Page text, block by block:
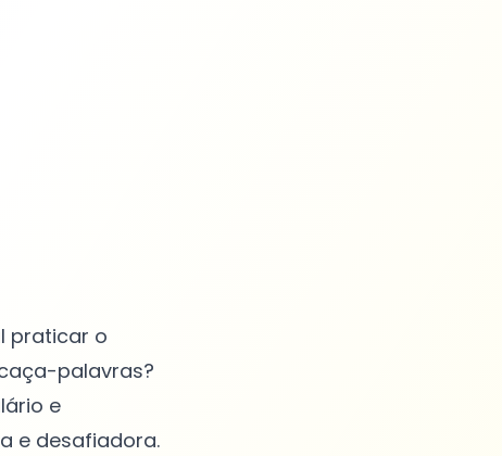
praticar o
palavras?
e
e desafiadora.